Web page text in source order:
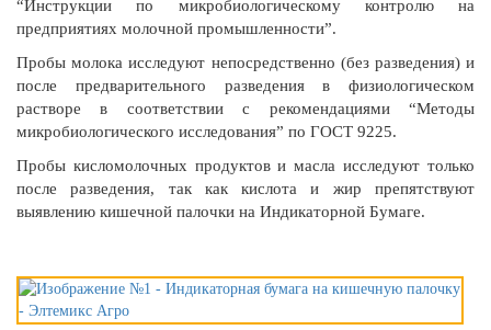
“Инструкции по микробиологическому контролю на
предприятиях молочной промышленности”.
Пробы молока исследуют непосредственно (без разведения) и
после предварительного разведения в физиологическом
растворе в соответствии с рекомендациями “Методы
микробиологического исследования” по ГОСТ 9225.
Пробы кисломолочных продуктов и масла исследуют только
после разведения, так как кислота и жир препятствуют
выявлению кишечной палочки на Индикаторной Бумаге.